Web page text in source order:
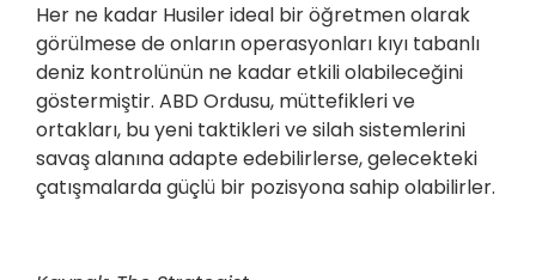
Her ne kadar Husiler ideal bir öğretmen olarak
görülmese de onların operasyonları kıyı tabanlı
deniz kontrolünün ne kadar etkili olabileceğini
göstermiştir. ABD Ordusu, müttefikleri ve
ortakları, bu yeni taktikleri ve silah sistemlerini
savaş alanına adapte edebilirlerse, gelecekteki
çatışmalarda güçlü bir pozisyona sahip olabilirler.